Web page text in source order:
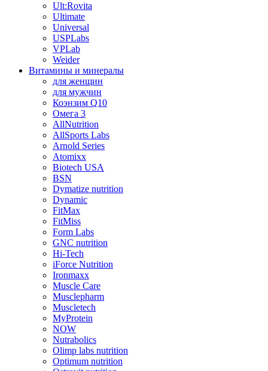
Ult:Rovita
Ultimate
Universal
USPLabs
VPLab
Weider
Витамины и минералы
для женщин
для мужчин
Коэнзим Q10
Омега 3
AllNutrition
AllSports Labs
Arnold Series
Atomixx
Biotech USA
BSN
Dymatize nutrition
Dynamic
FitMax
FitMiss
Form Labs
GNC nutrition
Hi-Tech
iForce Nutrition
Ironmaxx
Muscle Care
Musclepharm
Muscletech
MyProtein
NOW
Nutrabolics
Olimp labs nutrition
Optimum nutrition